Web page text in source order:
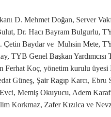
D. Mehmet Doğan, Server
Dr. Hacı Bayram Bulgurlu,
Baydar ve Muhsin Mete,
TYB Genel Başkan
Ferhat Koç, yönetim kurulu
Güneş, Şair Ragıp Karcı, Ebru
Memiş Okuyucu, Adem
Korkmaz, Zafer Kızılca ve